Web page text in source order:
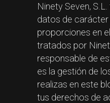
Ninety Seven,
datos de carácter
proporciones en
tratados por
responsable de
es la gestión de
realizas en este
tus derechos de